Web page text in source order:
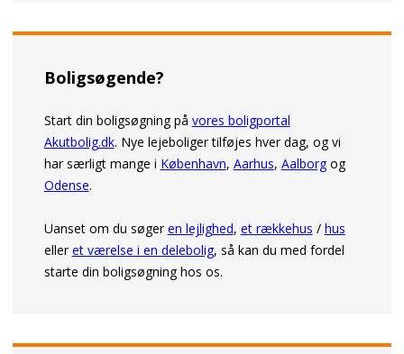
Boligsøgende?
Start din boligsøgning på vores boligportal
Akutbolig.dk. Nye lejeboliger tilføjes hver dag, og vi
har særligt mange i København, Aarhus, Aalborgog
Odense.
Uanset om du søger en lejlighed, et rækkehus / hus
eller et værelse i en delebolig, så kan du med fordel
starte din boligsøgning hos os.